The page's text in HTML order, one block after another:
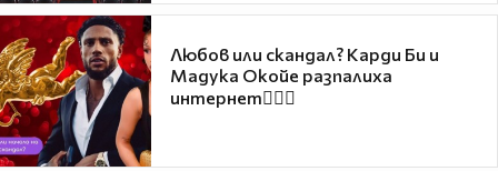
Любов или скандал? Карди Би и
Мадука Окойе разпалиха
интернет❤️‍🔥🔥